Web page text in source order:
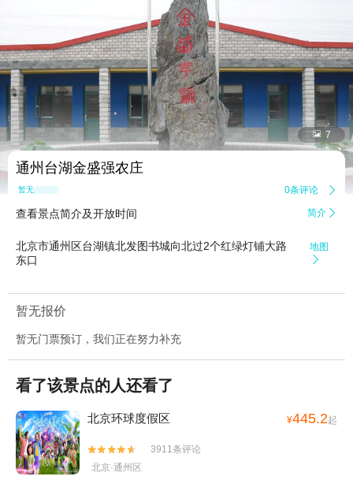
 7
通州台湖金盛强农庄
暂无点评 0条评论 
查看景点简介及开放时间 简介 
北京市通州区台湖镇北发图书城向北过2个红绿灯铺大路
东口
地图

暂无报价
暂无门票预订，我们正在努力补充
看了该景点的人还看了
北京环球度假区 ¥445.2起


3911条评论
北京·通州区